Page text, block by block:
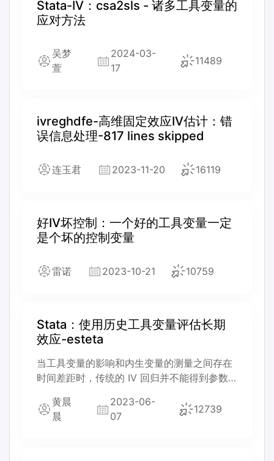
Stata-IV：csa2sls - 诸多工具变量的
应对方法
吴梦
萱
2024-03-
17
11489
ivreghdfe-高维固定效应IV估计：错
误信息处理-817 lines skipped
连玉君 2023-11-20 16119
好IV坏控制：一个好的工具变量一定
是个坏的控制变量
雷诺 2023-10-21 10759
Stata：使用历史工具变量评估长期
效应-esteta
当工具变量的影响和内生变量的测量之间存在
时间差距时，传统的 IV 回归并不能得到参数
Klemp 提出了一个简单框架来估计内生变量的
长期影响。
黄晨
晨
2023-06-
07
12739